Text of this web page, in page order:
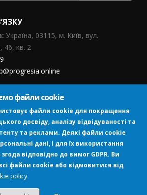
Україна, 03115, м. Київ, вул.
46, кв. 2
Політика конфіденційності
файли cookie
файли cookie для покращення
досвіду, аналізу відвідуваності та
та реклами. Деякі файли cookie
дані, і для їх використання
відповідно до вимог GDPR. Ви
файли cookie або відмовитися від
policy